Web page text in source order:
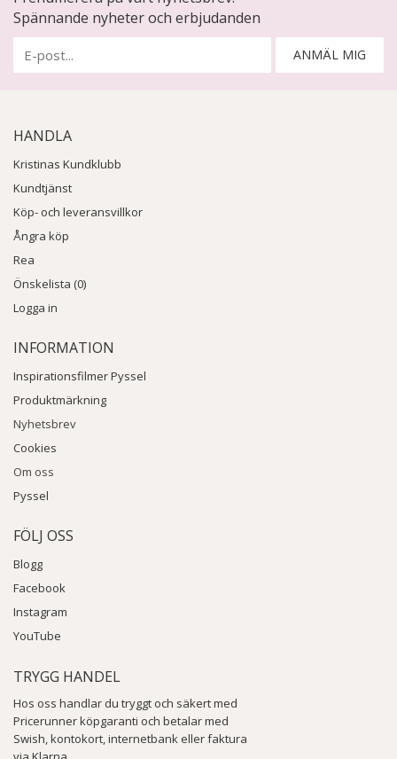
Spännande nyheter och erbjudanden
ANMÄL MIG
HANDLA
Kristinas Kundklubb
Kundtjänst
Köp- och leveransvillkor
Ångra köp
Rea
Önskelista (0)
Logga in
INFORMATION
Inspirationsfilmer Pyssel
Produktmärkning
Nyhetsbrev
Cookies
Om oss
Pyssel
FÖLJ OSS
Blogg
Facebook
Instagram
YouTube
TRYGG HANDEL
Hos oss handlar du tryggt och säkert med
Pricerunner köpgaranti och betalar med
Swish, kontokort, internetbank eller faktura